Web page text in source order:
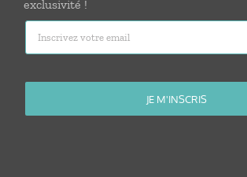
exclusivité !